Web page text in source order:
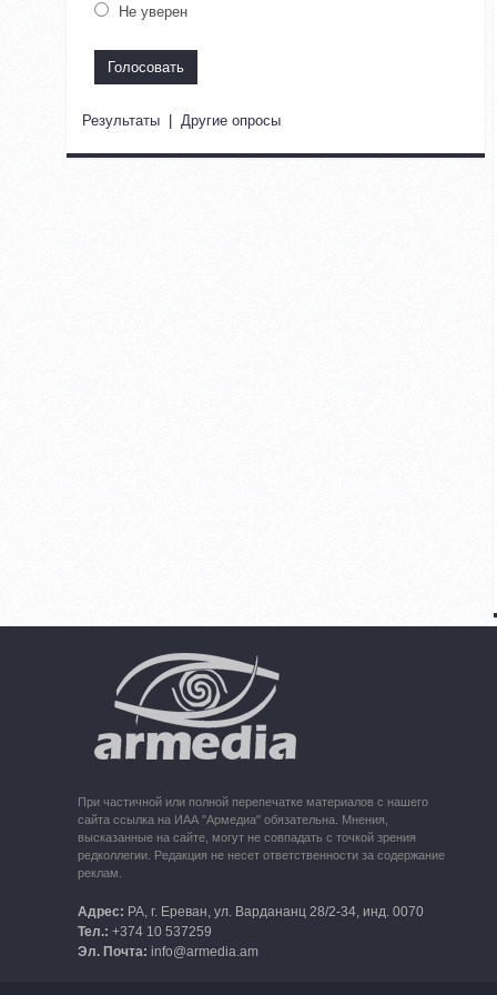
Не уверен
Результаты | Другие опросы
При частичной или полной перепечатке материалов с нашего
сайта ссылка на ИАА "Армедиа" обязательна. Мнения,
высказанные на сайте, могут не совпадать с точкой зрения
редколлегии. Редакция не несет ответственности за содержание
реклам.
Адрес: РА, г. Ереван, ул. Вардананц 28/2-34, инд. 0070
Тел.: +374 10 537259
Эл. Почта: info@armedia.am